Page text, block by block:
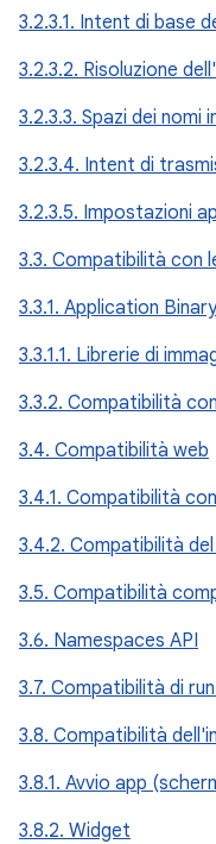
3.2.3.1. Intent di base
3.2.3.2. Risoluzione
3.2.3.3. Spazi dei nomi
3.2.3.4. Intent di
3.2.3.5. Impostazioni
3.3. Compatibilità con
3.3.1. Application
3.3.1.1. Librerie di
3.3.2. Compatibilità
3.4. Compatibilità web
3.4.1. Compatibilità
3.4.2. Compatibilità
3.5. Compatibilità
3.6. Namespaces API
3.7. Compatibilità di
3.8. Compatibilità
3.8.1. Avvio app
3.8.2. Widget